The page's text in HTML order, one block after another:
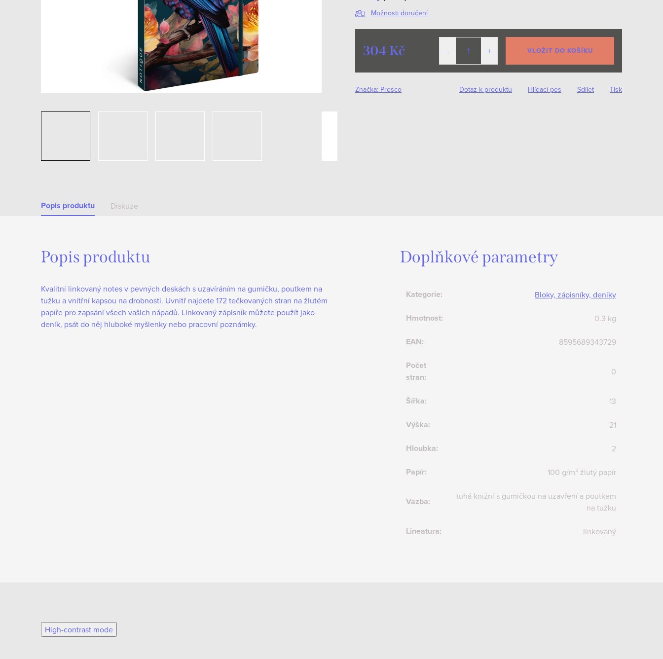
Možnosti doručení
304 Kč
cena:
VLOŽIT DO KOŠÍKU
Značka: Presco Tisk
Dotaz k produktu Hlídací pes Sdílet
Popis produktu Diskuze
Popis produktu
Kvalitní linkovaný notes v pevných deskách s uzavíráním na gumičku, poutkem na
tužku a vnitřní kapsou na drobnosti. Uvnitř najdete 172 tečkovaných stran na žlutém
papíře pro zapsání všech vašich nápadů. Linkovaný zápisník můžete použít jako
deník, psát do něj hluboké myšlenky nebo pracovní poznámky.
Doplňkové parametry
Kategorie: Bloky, zápisníky, deníky
Hmotnost: 0.3 kg
EAN: 8595689343729
Počet
stran: 0
Šířka: 13
Výška: 21
Hloubka: 2
Papír: 100 g/m² žlutý papír
Vazba:
tuhá knižní s gumičkou na uzavření a poutkem
na tužku
Lineatura: linkovaný
High-contrast mode